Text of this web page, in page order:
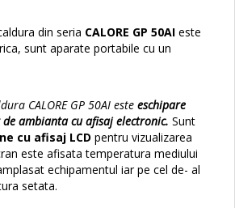
din seria CALORE GP 50AI este
sunt aparate portabile cu un
CALORE GP 50AI este eschipare
ambianta cu afisaj electronic. Sunt
cu afisaj LCD pentru vizualizarea
este afisata temperatura mediului
echipamentul iar pe cel de- al
setata.